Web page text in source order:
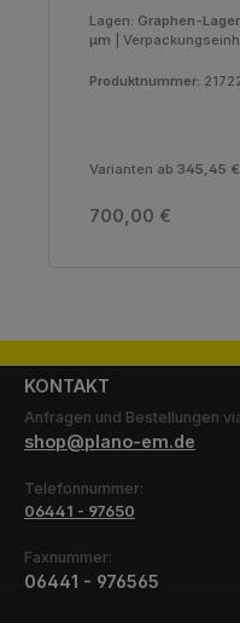
Lagen: Graphen-
µm
Produktnummer:
Varianten ab 345,45 €
Regulärer Preis:
700,00 €
KONTAKT
Anfragen und Bestellungen
shop@plano-em.de
Telefonnummer:
06441 - 97650
Faxnummer:
06441 - 976565